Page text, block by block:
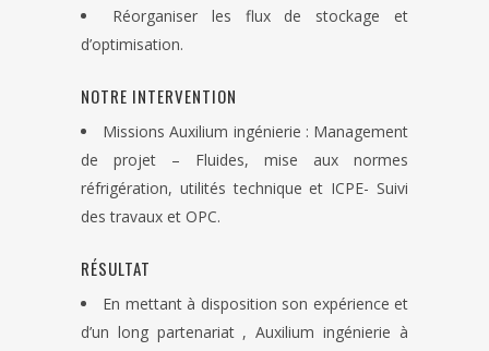
Réorganiser les flux de stockage et
d’optimisation.
NOTRE INTERVENTION
Missions Auxilium ingénierie : Management
de projet – Fluides, mise aux normes
réfrigération, utilités technique et ICPE- Suivi
des travaux et OPC.
RÉSULTAT
En mettant à disposition son expérience et
d’un long partenariat , Auxilium ingénierie à